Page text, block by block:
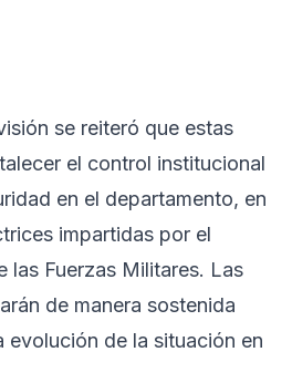
se reiteró que estas
el control institucional
en el departamento, en
impartidas por el
las Fuerzas Militares. Las
de manera sostenida
evolución de la situación en